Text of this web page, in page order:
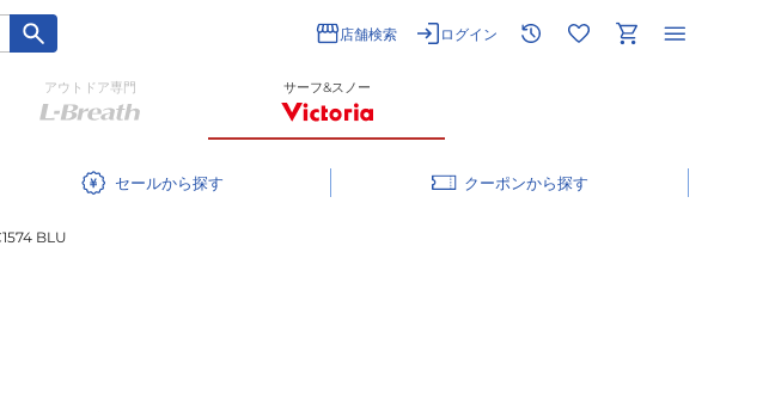
店舗検索 ログイン
アウトドア専門 サーフ&スノー
セール クーポン
BLU